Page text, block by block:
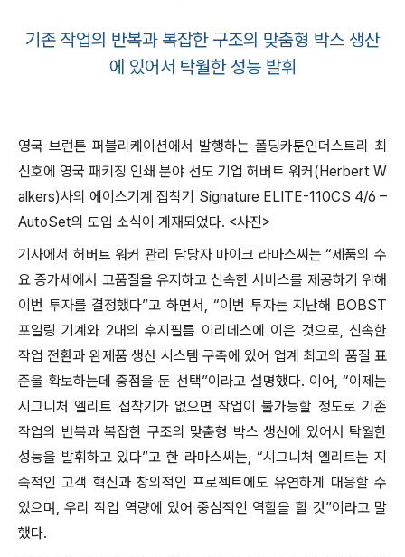
기존 작업의 반복과 복잡한 구조의 맞춤형 박스 생산
에 있어서 탁월한 성능 발휘
영국 브런튼 퍼블리케이션에서 발행하는 폴딩카툰인더스트리 최
신호에 영국 패키징 인쇄 분야 선도 기업 허버트 워커(Herbert W
alkers)사의 에이스기계 접착기 Signature ELITE-110CS 4/6 –
AutoSet의 도입 소식이 게재되었다. <사진>
기사에서 허버트 워커 관리 담당자 마이크 라마스씨는 “제품의 수
요 증가세에서 고품질을 유지하고 신속한 서비스를 제공하기 위해
이번 투자를 결정했다”고 하면서, “이번 투자는 지난해 BOBST
포일링 기계와 2대의 후지필름 이리데스에 이은 것으로, 신속한
작업 전환과 완제품 생산 시스템 구축에 있어 업계 최고의 품질 표
준을 확보하는데 중점을 둔 선택”이라고 설명했다. 이어, “이제는
시그니처 엘리트 접착기가 없으면 작업이 불가능할 정도로 기존
작업의 반복과 복잡한 구조의 맞춤형 박스 생산에 있어서 탁월한
성능을 발휘하고 있다”고 한 라마스씨는, “시그니처 엘리트는 지
속적인 고객 혁신과 창의적인 프로젝트에도 유연하게 대응할 수
있으며, 우리 작업 역량에 있어 중심적인 역할을 할 것”이라고 말
했다.